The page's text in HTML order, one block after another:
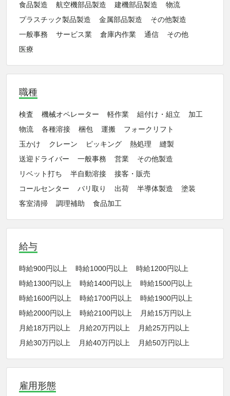
食品製造
航空機部品製造 建機部品製造
物流
プラスチック製品製造
金属部品製造
その他製造
一般事務
サービス業 倉庫内作業 通信
その他
医療
職種
検査 機械オペレーター 軽作業 組付け・組立
加工
物流
各種溶接 梱包 運搬
フォークリフト
玉かけ
クレーン ピッキング 熱処理
縫製
送迎ドライバー
一般事務 営業
その他製造
リベット打ち
半自動溶接
接客・販売
コールセンター
バリ取り 出荷 半導体製造
塗装
客室清掃
調理補助 食品加工
給与
時給900円以上 時給1000円以上
時給1200円以上
時給1300円以上
時給1400円以上
時給1500円以上
時給1600円以上
時給1700円以上
時給1900円以上
時給2000円以上
時給2100円以上
月給15万円以上
月給18万円以上
月給20万円以上
月給25万円以上
月給30万円以上
月給40万円以上 月給50万円以上
雇用形態